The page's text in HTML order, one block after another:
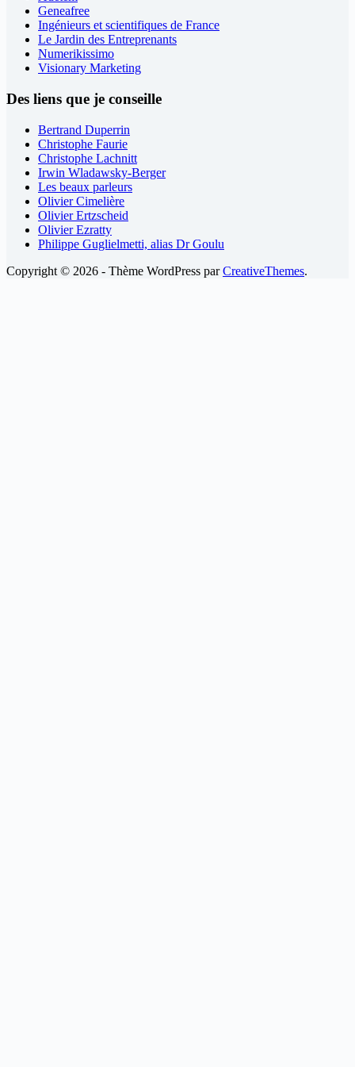
Geneafree
Ingénieurs et scientifiques de France
Le Jardin des Entreprenants
Numerikissimo
Visionary Marketing
Des liens que je conseille
Bertrand Duperrin
Christophe Faurie
Christophe Lachnitt
Irwin Wladawsky-Berger
Les beaux parleurs
Olivier Cimelière
Olivier Ertzscheid
Olivier Ezratty
Philippe Guglielmetti, alias Dr Goulu
Copyright © 2026 - Thème WordPress parCreativeThemes.